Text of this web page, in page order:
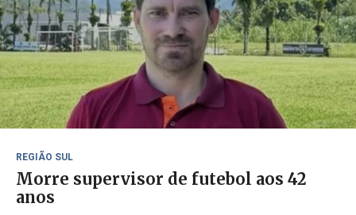
REGIÃO SUL
Morre supervisor de futebol aos 42
anos